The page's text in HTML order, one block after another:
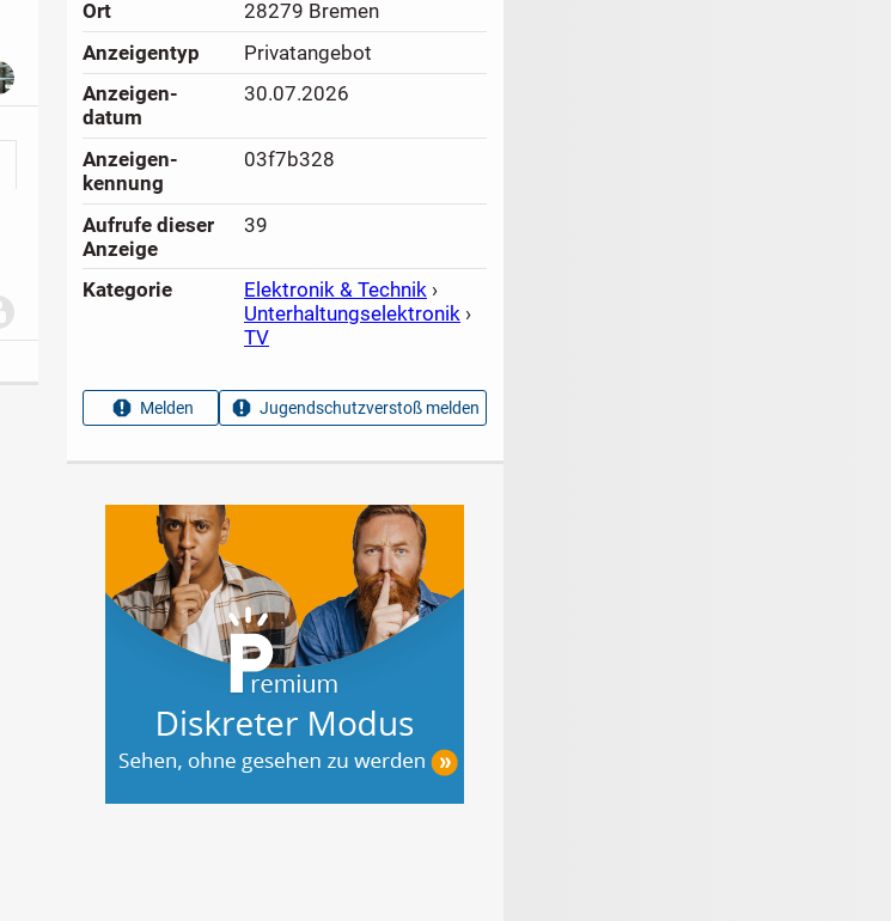
Ort
28279 Bremen
Anzeigen­typ
Privatangebot
Anzeigen­
datum
30.07.2026
Anzeigen­
kennung
03f7b328
Aufrufe dieser
Anzeige
39
Kategorie Elektronik & Technik ›
Unterhaltungselektronik ›
TV
Melden Jugendschutzverstoß melden